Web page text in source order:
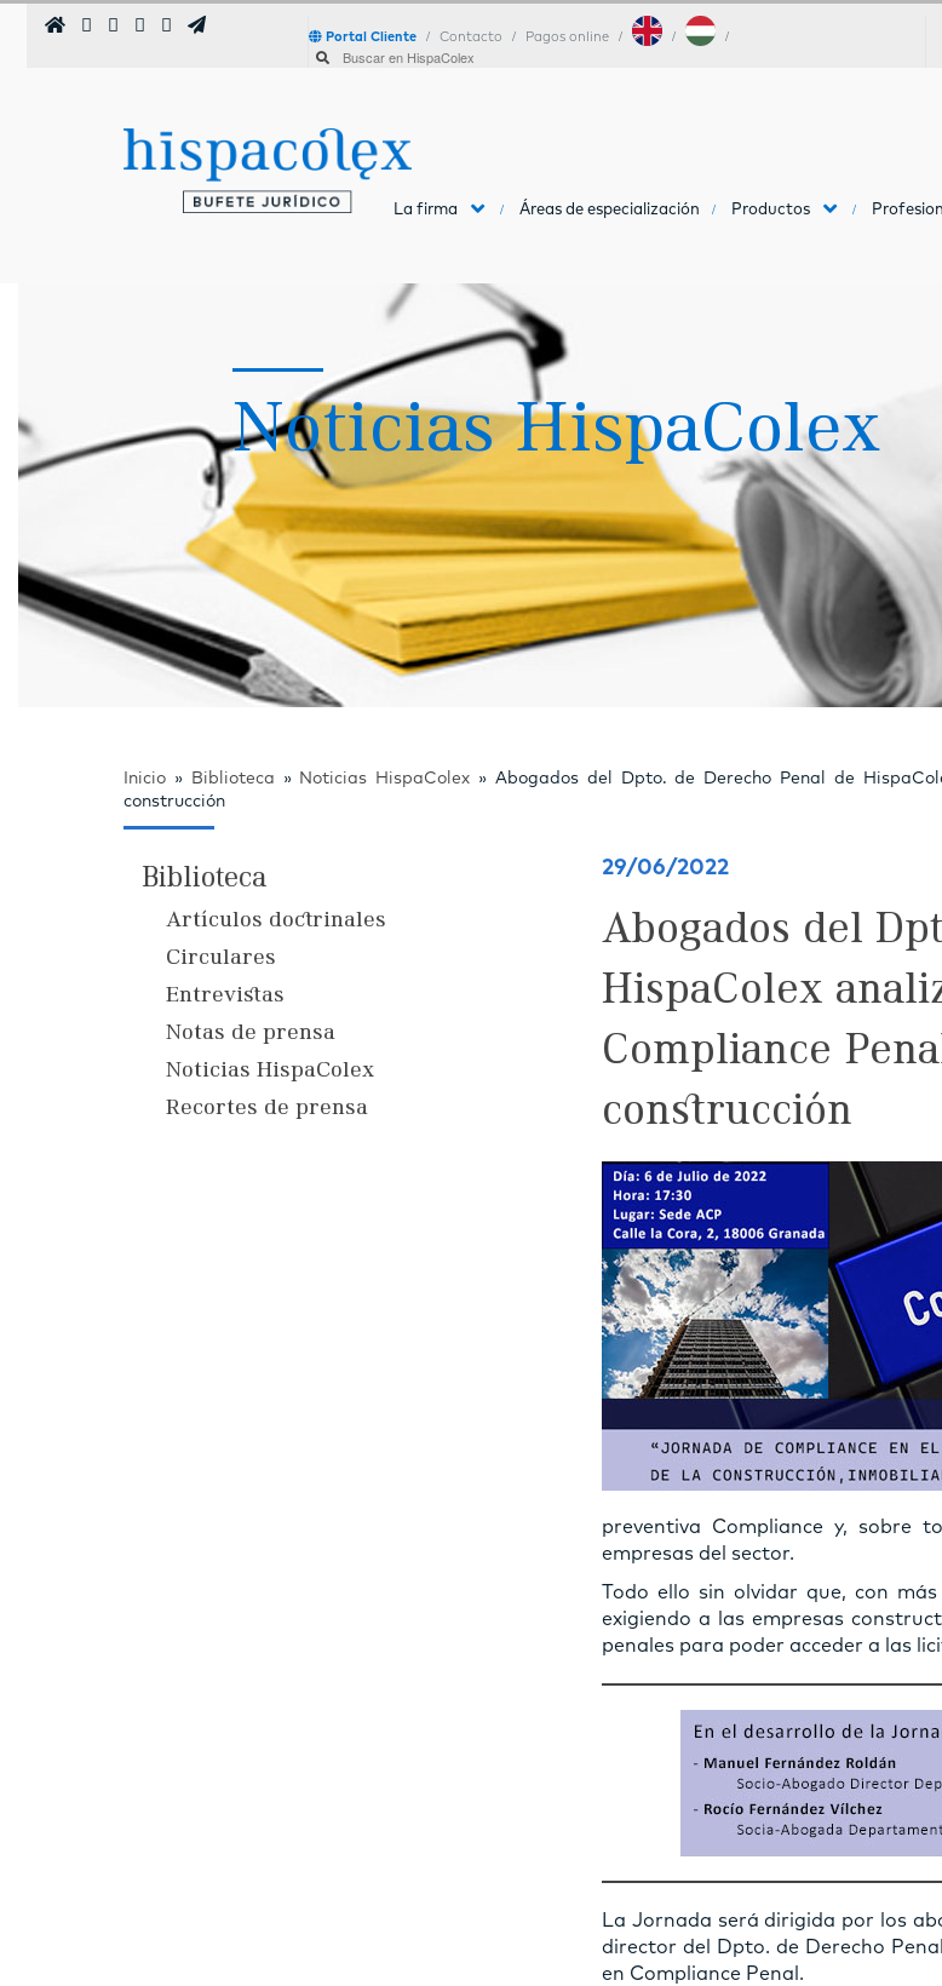
Portal Cliente Contacto Pagos online
La firma Áreas de especialización Productos
Noticias HispaColex
Inicio » Biblioteca » Noticias HispaColex » Abogados del Dpto. de Derecho Penal de
construcción
29/06/2022
Abogados del
HispaColex
Compliance
construcción
preventiva Compliance y, sobre
empresas del sector.
Todo ello sin olvidar que, con
exigiendo a las empresas
penales para poder acceder a las
La Jornada será dirigida por los
director del Dpto. de Derecho
en Compliance Penal.
Biblioteca
Artículos doctrinales
Circulares
Entrevistas
Notas de prensa
Noticias HispaColex
Recortes de prensa